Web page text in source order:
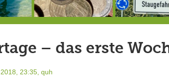
– das erste
23:35, quh